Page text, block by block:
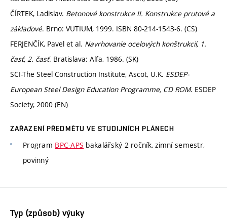
ČÍRTEK, Ladislav. Betonové konstrukce II. Konstrukce prutové a
základové. Brno: VUTIUM, 1999. ISBN 80-214-1543-6. (CS)
FERJENČÍK, Pavel et al. Navrhovanie ocelových konštrukcií, 1.
časť, 2. časť. Bratislava: Alfa, 1986. (SK)
SCI-The Steel Construction Institute, Ascot, U.K. ESDEP-
European Steel Design Education Programme, CD ROM. ESDEP
Society, 2000 (EN)
ZAŘAZENÍ PŘEDMĚTU VE STUDIJNÍCH PLÁNECH
Program BPC-APS bakalářský 2 ročník, zimní semestr,
povinný
Typ (způsob) výuky